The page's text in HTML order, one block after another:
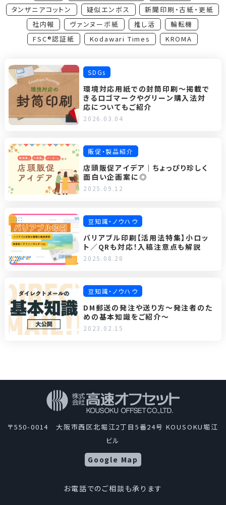
タンザニアコットン
疑似エンボス
新聞印刷・古紙・更紙
社内報
ヴァンヌーボ紙 推し活
輪転機
FSC®認証紙
Kodawari Times KROMA
SDGs
環境対応用紙での封筒印刷～掲載で
きるロゴマークやグリーン購入法対
応についてもご紹介
2026.03.04
販促・製品紹介
店頭販促アイデア｜ちょっぴり珍しく
面白い企画案に◎
2025.09.12
豆知識・ノウハウ
バリアブル印刷【活用法特集】小ロッ
ト／QRも対応！入稿注意点も解説
2025.08.28
豆知識・ノウハウ
DM郵送の発注や送り方～発注者のた
めの基本知識をご紹介～
2023.02.15
〒550-0014 大阪市西区北堀江2丁目5番24号 KOUSOKU堀江
ビル
Google Map
お電話でのご相談も承ります